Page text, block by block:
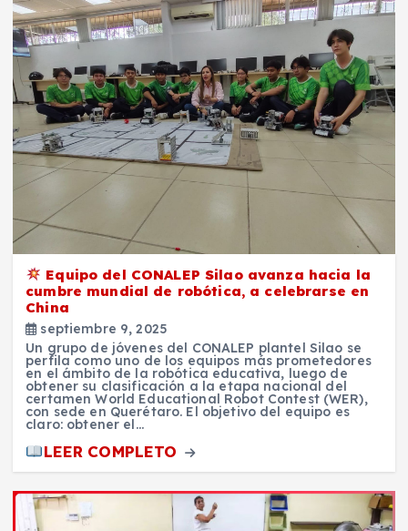
Equipo del CONALEP Silao avanza hacia la
cumbre mundial de robótica, a celebrarse en
China
septiembre 9, 2025
Un grupo de jóvenes del CONALEP plantel Silao se
perfila como uno de los equipos más prometedores
en el ámbito de la robótica educativa, luego de
obtener su clasificación a la etapa nacional del
certamen World Educational Robot Contest (WER),
con sede en Querétaro. El objetivo del equipo es
claro: obtener el…
LEER COMPLETO